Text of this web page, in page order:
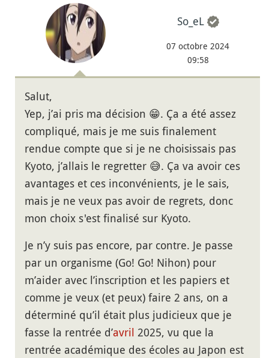
So_eL
07 octobre 2024
09:58
Salut,
Yep, j’ai pris ma décision 😁. Ça a été assez
compliqué, mais je me suis finalement
rendue compte que si je ne choisissais pas
Kyoto, j’allais le regretter 😅. Ça va avoir ces
avantages et ces inconvénients, je le sais,
mais je ne veux pas avoir de regrets, donc
mon choix s'est finalisé sur Kyoto.
Je n’y suis pas encore, par contre. Je passe
par un organisme (Go! Go! Nihon) pour
m’aider avec l’inscription et les papiers et
comme je veux (et peux) faire 2 ans, on a
déterminé qu’il était plus judicieux que je
fasse la rentrée d’avril 2025, vu que la
rentrée académique des écoles au Japon est